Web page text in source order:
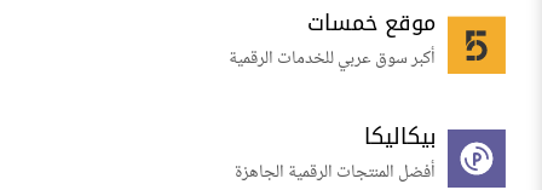
موقع خمسات
أكبر سوق عربي للخدمات الرقمية
بيكاليكا
أفضل المنتجات الرقمية الجاهزة